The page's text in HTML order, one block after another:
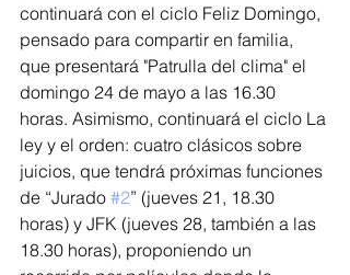
continuará con el ciclo Feliz Domingo,
pensado para compartir en familia,
que presentará "Patrulla del clima" el
domingo 24 de mayo a las 16.30
horas. Asimismo, continuará el ciclo La
ley y el orden: cuatro clásicos sobre
juicios, que tendrá próximas funciones
de “Jurado #2” (jueves 21, 18.30
horas) y JFK (jueves 28, también a las
18.30 horas), proponiendo un